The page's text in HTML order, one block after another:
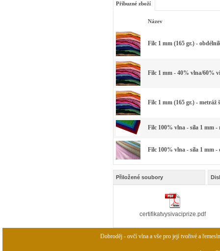
Příbuzné zboží
Název
Filc 1 mm (165 gr.) -
Filc 1 mm - 40% vlna/60%
Filc 1 mm (165 gr.) - metráž
Filc 100% vlna - síla 1 mm -
Filc 100% vlna - síla 1 mm
Přiložené soubory
certifikatvysivaciprize.pdf
Dobroděj - ovčí vlna a vše pro její tvořivé a